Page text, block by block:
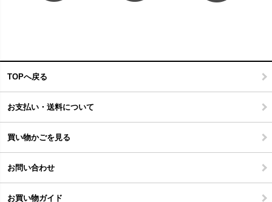
TOPへ戻る
お支払い・送料について
買い物かごを見る
お問い合わせ
お買い物ガイド